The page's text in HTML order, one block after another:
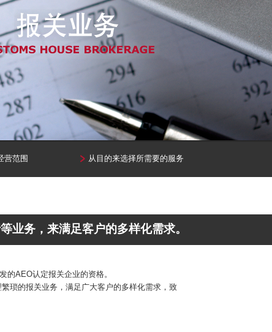
业务，来满足客户的多样化需求。
的AEO认定报关企业的资格。
琐的报关业务，满足广大客户的多样化需求，致
范围 从目的来选择所需要的服务